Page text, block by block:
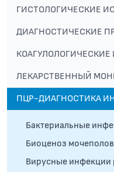
ГИСТОЛОГИЧЕСКИЕ
ДИАГНОСТИЧЕСКИЕ
ЛЕКАРСТВЕННЫЙ
ПЦР-ДИАГНОСТИКА
Бактериальные
Биоценоз
Вирусные инфекции